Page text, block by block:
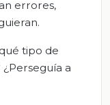
errores,
tipo de
a